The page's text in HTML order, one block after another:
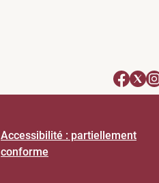
Accessibilité : partiellement
conforme